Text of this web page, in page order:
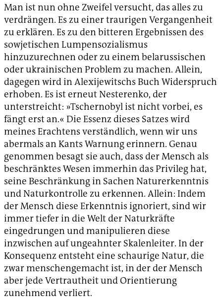
Man ist nun ohne Zweifel versucht, das alles zu
verdrängen. Es zu einer traurigen Vergangenheit
zu erklären. Es zu den bitteren Ergebnissen des
sowjetischen Lumpensozialismus
hinzuzurechnen oder zu einem belarussischen
oder ukrainischen Problem zu machen. Allein,
dagegen wird in Alexijewitschs Buch Widerspruch
erhoben. Es ist erneut Nesterenko, der
unterstreicht: »Tschernobyl ist nicht vorbei, es
fängt erst an.« Die Essenz dieses Satzes wird
meines Erachtens verständlich, wenn wir uns
abermals an Kants Warnung erinnern. Genau
genommen besagt sie auch, dass der Mensch als
beschränktes Wesen immerhin das Privileg hat,
seine Beschränkung in Sachen Naturerkenntnis
und Naturkontrolle zu erkennen. Allein: Indem
der Mensch diese Erkenntnis ignoriert, sind wir
immer tiefer in die Welt der Naturkräfte
eingedrungen und manipulieren diese
inzwischen auf ungeahnter Skalenleiter. In der
Konsequenz entsteht eine schaurige Natur, die
zwar menschengemacht ist, in der der Mensch
aber jede Vertrautheit und Orientierung
zunehmend verliert.